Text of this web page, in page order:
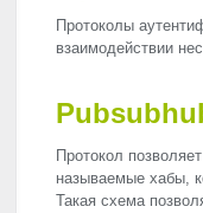
Протоколы
взаимодействии
Протокол
называемые хабы,
Такая схема